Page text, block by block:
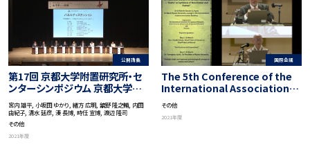
公開講義
第17回 京都大学附置研究所・セ
ンターシンポジウム 京都大学松
山講演会 京都からの挑戦 －地球
社会の調和ある共存に向けて－
「パラダイムシフト －新しい世界
を創る京大」
宮内 雄平, 小坂田 ゆかり, 緒方 広明, 舘野 隆之輔, 内田
由紀子, 清水 延彦, 湊 長博, 時任 宣博, 渡辺 隆司
その他
2021年度
国際会議
The 5th Conference of the
International Association
for Japanese Philosophy
“95 Years after the Birth of
Nishida Philosophy-‘Basho’
その他
2021年度